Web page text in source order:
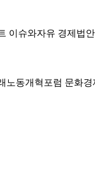
이슈와자유 경제법
노동개혁포럼 문화경